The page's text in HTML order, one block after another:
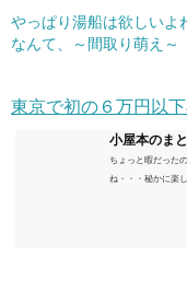
やっぱり湯船は欲しいよ
なんて、～間取り萌え～
東京で初の６万円以
小屋本のま
ちょっと暇だった
ね・・・秘かに楽